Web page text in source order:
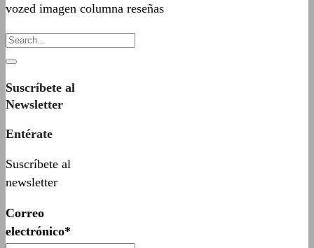
vozed imagen columna reseñas
Suscríbete al
Newsletter
Entérate
Suscríbete al
newsletter
Correo
electrónico*